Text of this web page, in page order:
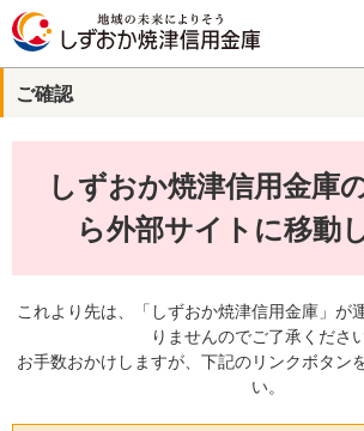
法人・事業主のお客さま
当金庫について
ご確認
しずおか焼津信用金庫
ら外部サイトに移動
これより先は、「しずおか焼津信用金庫」が
りませんのでご了承ください
お手数おかけしますが、下記のリンクボタン
い。